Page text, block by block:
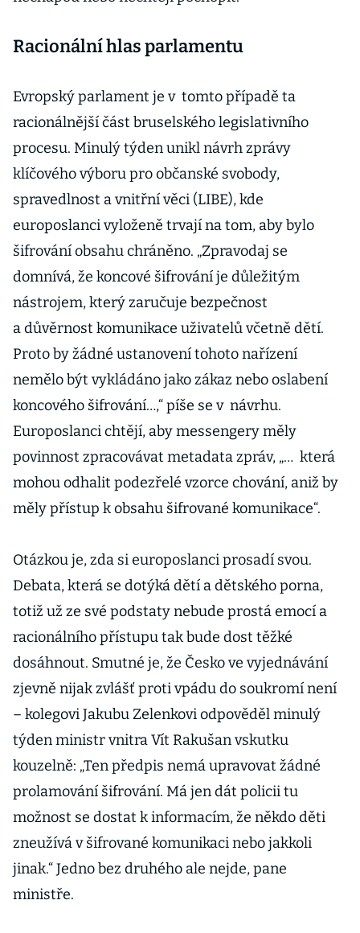
Racionální hlas parlamentu
Evropský parlament je v tomto případě ta
racionálnější část bruselského legislativního
procesu. Minulý týden unikl návrh zprávy
klíčového výboru pro občanské svobody,
spravedlnost a vnitřní věci (LIBE), kde
europoslanci vyloženě trvají na tom, aby bylo
šifrování obsahu chráněno. „Zpravodaj se
domnívá, že koncové šifrování je důležitým
nástrojem, který zaručuje bezpečnost
a důvěrnost komunikace uživatelů včetně dětí.
Proto by žádné ustanovení tohoto nařízení
nemělo být vykládáno jako zákaz nebo oslabení
koncového šifrování…,“ píše se v návrhu.
Europoslanci chtějí, aby messengery měly
povinnost zpracovávat metadata zpráv, „… která
mohou odhalit podezřelé vzorce chování, aniž by
měly přístup k obsahu šifrované komunikace“.
Otázkou je, zda si europoslanci prosadí svou.
Debata, která se dotýká dětí a dětského porna,
totiž už ze své podstaty nebude prostá emocí a
racionálního přístupu tak bude dost těžké
dosáhnout. Smutné je, že Česko ve vyjednávání
zjevně nijak zvlášť proti vpádu do soukromí není
– kolegovi Jakubu Zelenkovi odpověděl minulý
týden ministr vnitra Vít Rakušan vskutku
kouzelně: „Ten předpis nemá upravovat žádné
prolamování šifrování. Má jen dát policii tu
možnost se dostat k informacím, že někdo děti
zneužívá v šifrované komunikaci nebo jakkoli
jinak.“ Jedno bez druhého ale nejde, pane
ministře.